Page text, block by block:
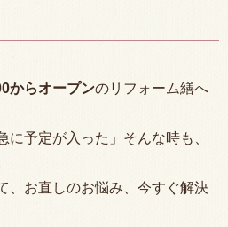
からオープンのリフォーム繕へ
に予定が入った」そんな時も、
、お直しのお悩み、今すぐ解決